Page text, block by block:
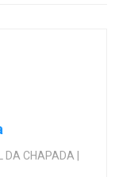
CHAPADA |